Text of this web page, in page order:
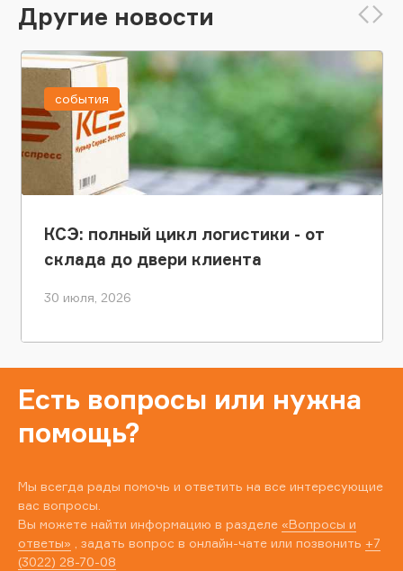
Другие новости
КСЭ: полный цикл логистики - от
склада до двери клиента
30 июля, 2026
события
Есть вопросы или нужна
помощь?
Мы всегда рады помочь и ответить на все интересующие
вас вопросы.
Вы можете найти информацию в разделе «Вопросы и
ответы» , задать вопрос в онлайн-чате или позвонить +7
(3022) 28-70-08